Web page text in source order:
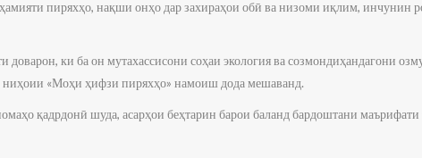
пиряхҳо, нақши онҳо дар захираҳои обӣ ва низоми иқлим, инчунин
доварон, ки ба он мутахассисони соҳаи экология ва созмондиҳандагони
ниҳоии «Моҳи ҳифзи пиряхҳо» намоиш дода мешаванд.
қадрдонӣ шуда, асарҳои беҳтарин барои баланд бардоштани